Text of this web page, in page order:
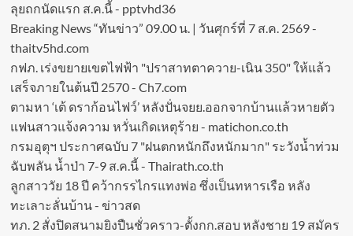
ลุยถกนัดแรก ส.ค.นี้ - pptvhd36
Breaking News “ทันข่าว” 09.00 น. | วันศุกร์ที่ 7 ส.ค. 2569 -
thaitv5hd.com
กฟภ. เร่งขยายเขตไฟฟ้า "ปราสาทตาควาย-เนิน 350" ให้แล้ว
เสร็จภายในต้นปี 2570 - Ch7.com
ตามหา ‘เต้ ดราก้อนไฟว์’ หลังปั่นจยย.ออกจากบ้านแล้วหายตัว
แฟนสาวแจ้งความ หวั่นเกิดเหตุร้าย - matichon.co.th
กรมอุตุฯ ประกาศฉบับ 7 "ฝนตกหนักถึงหนักมาก" ระวังน้ำท่วม
ฉับพลัน น้ำป่า 7-9 ส.ค.นี้ - Thairath.co.th
ลูกสาววัย 18 ปี คว้ากรรไกรแทงพ่อ ซึ่งเป็นทหารเรือ หลัง
ทะเลาะลั่นบ้าน - ข่าวสด
ทภ. 2 สั่งปิดสนามยิงปืนชั่วคราว-ตั้งกก.สอบ หลังชาย 19 สมัคร